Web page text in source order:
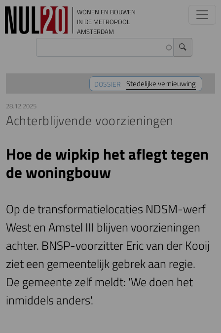
Overslaan en naar de inhoud gaan
WONEN EN BOUWEN
IN DE METROPOOL
AMSTERDAM
DOSSIER Stedelijke vernieuwing
28.12.2025
Achterblijvende voorzieningen
Hoe de wipkip het aflegt tegen
de woningbouw
Op de transformatielocaties NDSM-werf
West en Amstel III blijven voorzieningen
achter. BNSP-voorzitter Eric van der Kooij
ziet een gemeentelijk gebrek aan regie.
De gemeente zelf meldt: 'We doen het
inmiddels anders'.